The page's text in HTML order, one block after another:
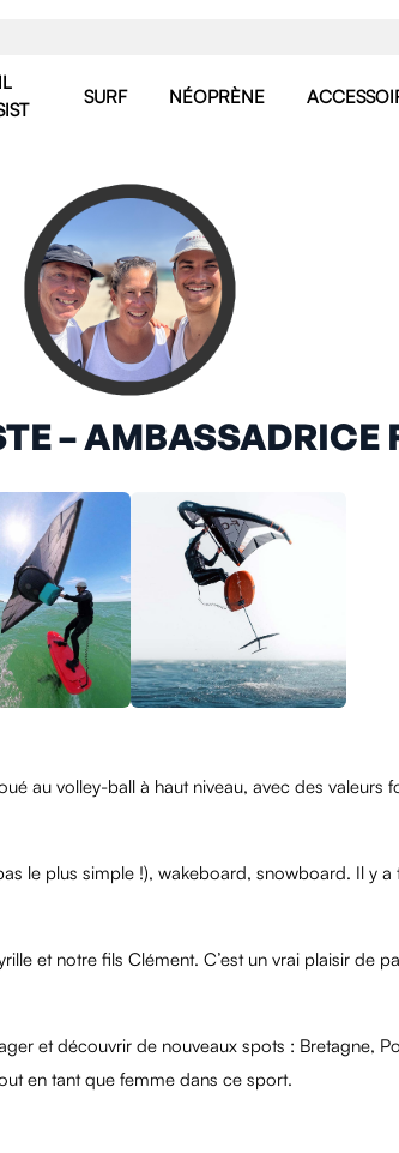
SURF NÉOPRÈNE
– AMBASSADRICE
au volley-ball à haut niveau, avec des valeurs
le plus simple !), wakeboard, snowboard. Il y a
et notre fils Clément. C’est un vrai plaisir de
et découvrir de nouveaux spots : Bretagne,
en tant que femme dans ce sport.